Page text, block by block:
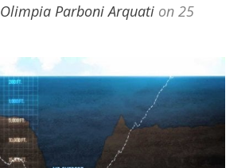
Olimpia Parboni Arquati on 25